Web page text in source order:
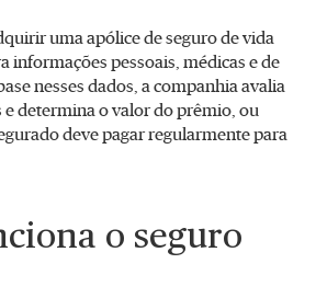
uma apólice de seguro de vida
informações pessoais, médicas e de
nesses dados, a companhia avalia
e determina o valor do prêmio, ou
deve pagar regularmente para
o seguro